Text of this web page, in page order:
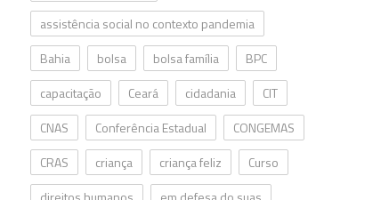
assistência social no contexto pandemia
Bahia
bolsa bolsa família
BPC
capacitação
Ceará cidadania
CIT
CNAS
Conferência Estadual
CONGEMAS
CRAS
criança criança feliz
Curso